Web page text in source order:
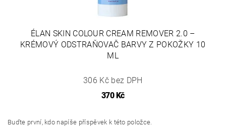
ÉLAN SKIN COLOUR CREAM REMOVER 2.0 –
KRÉMOVÝ ODSTRAŇOVAČ BARVY Z POKOŽKY 10
ML
306 Kč bez DPH
370 Kč
Buďte první, kdo napíše příspěvek k této položce.